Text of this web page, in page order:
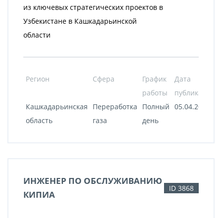
из ключевых стратегических проектов в
Узбекистане в Кашкадарьинской
области
Регион Сфера
График
работы
Дата
публикации
Кашкадарьинская
область
Переработка
газа
Полный
день
05.04.2022
ИНЖЕНЕР ПО ОБСЛУЖИВАНИЮ
КИПИА
ID 3868